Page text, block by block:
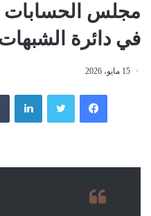
مجلس الحسابات
في دائرة
15 مايو، 2026
فيسبوك لينكدإن